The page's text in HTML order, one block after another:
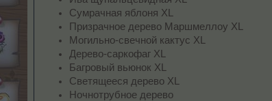
Сумрачная яблоня XL
Призрачное дерево Маршмеллоу XL
Могильно-свечной кактус XL
Дерево-саркофаг XL
Багровый вьюнок XL
Светящееся дерево XL
Ночнотрубное дерево